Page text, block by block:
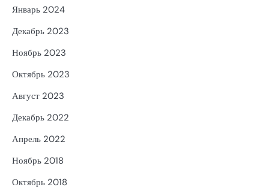
Январь 2024
Декабрь 2023
Ноябрь 2023
Октябрь 2023
Август 2023
Декабрь 2022
Апрель 2022
Ноябрь 2018
Октябрь 2018